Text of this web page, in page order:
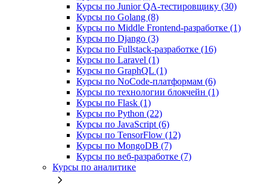
Курсы по Junior QA-тестировщику (30)
Курсы по Golang (8)
Курсы по Middle Frontend-разработке (1)
Курсы по Django (3)
Курсы по Fullstack‑разработке (16)
Курсы по Laravel (1)
Курсы по GraphQL (1)
Курсы по NoCode‑платформам (6)
Курсы по технологии блокчейн (1)
Курсы по Flask (1)
Курсы по Python (22)
Курсы по JavaScript (6)
Курсы по TensorFlow (12)
Курсы по MongoDB (7)
Курсы по веб‑разработке (7)
Курсы по аналитике